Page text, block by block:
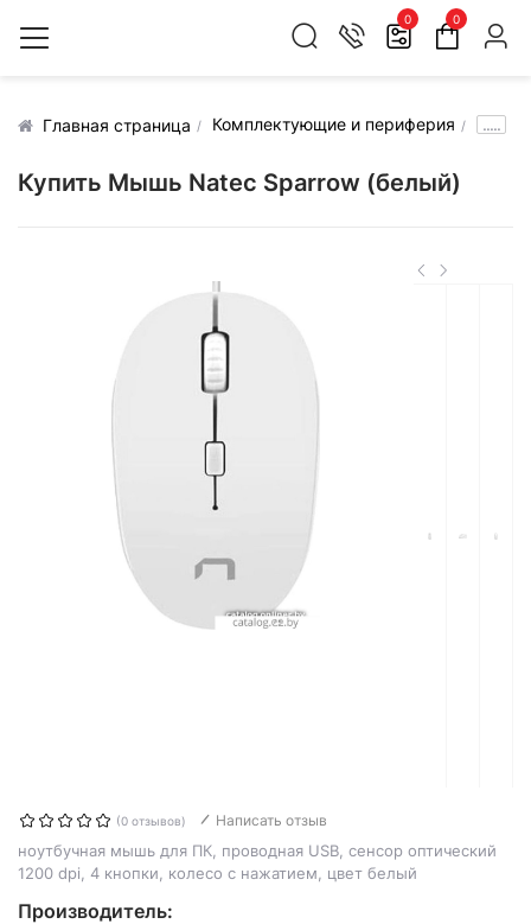
0 0
Главная страница Комплектующие и периферия .....
Купить Мышь Natec Sparrow (белый)
(0 отзывов) Написать отзыв
ноутбучная мышь для ПК, проводная USB, сенсор оптический
1200 dpi, 4 кнопки, колесо с нажатием, цвет белый
Производитель: